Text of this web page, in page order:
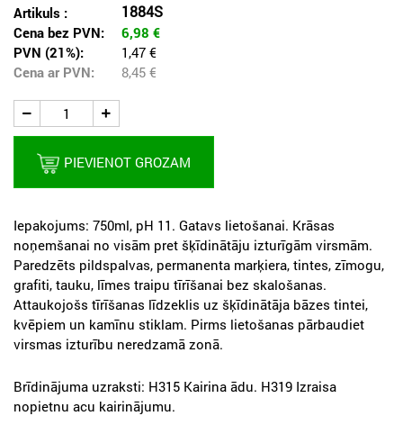
Artikuls : 1884S
Cena bez PVN: 6,98 €
PVN (21%):
1,47 €
Cena ar PVN:
8,45 €
PIEVIENOT GROZAM
Iepakojums: 750ml, pH 11. Gatavs lietošanai. Krāsas
noņemšanai no visām pret šķīdinātāju izturīgām virsmām.
Paredzēts pildspalvas, permanenta marķiera, tintes, zīmogu,
grafiti, tauku, līmes traipu tīrīšanai bez skalošanas.
Attaukojošs tīrīšanas līdzeklis uz šķīdinātāja bāzes tintei,
kvēpiem un kamīnu stiklam. Pirms lietošanas pārbaudiet
virsmas izturību neredzamā zonā.
Brīdinājuma uzraksti: H315 Kairina ādu. H319 Izraisa
nopietnu acu kairinājumu.